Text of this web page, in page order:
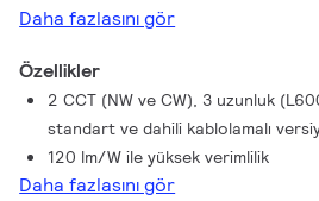
Daha fazlasını gör
Özellikler
2 CCT (NW ve CW), 3 uzunluk
standart ve dahili kablolamalı
120 lm/W ile yüksek verimlilik
Daha fazlasını gör